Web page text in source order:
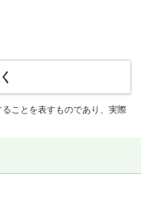
ことを表すものであり、実際